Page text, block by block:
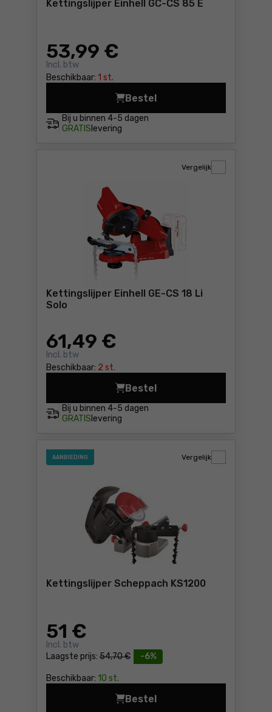
Kettingslijper Einhell GC-CS 85 E
53,99 €
Incl. btw
Beschikbaar: 1 st.
Bij u binnen 4-5 dagen
GRATIS levering
Bestel
Kettingslijper Einhell GC-
Kettingslijper Einhell GE-CS 18 Li
Solo
61,49 €
Incl. btw
Beschikbaar: 2 st.
Vergelijk
Bij u binnen 4-5 dagen
GRATIS levering
Bestel
Kettingslijper Einhell GE-
AANBIEDING
Kettingslijper Scheppach KS1200
-6%
Laagste prijs: 54,70 €
51 €
Incl. btw
Beschikbaar: 10 st.
Vergelijk
Bestel
Kettingslijper Scheppach